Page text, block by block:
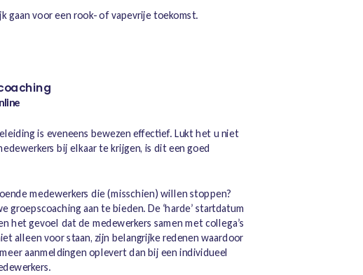
gaan voor een rook- of vapevrije toekomst.
is eveneens bewezen effectief. Lukt het u niet
bij elkaar te krijgen, is dit een goed
medewerkers die (misschien) willen stoppen?
groepscoaching aan te bieden. De ‘harde’ startdatum
het gevoel dat de medewerkers samen met collega’s
alleen voor staan, zijn belangrijke redenen waardoor
aanmeldingen oplevert dan bij een individueel